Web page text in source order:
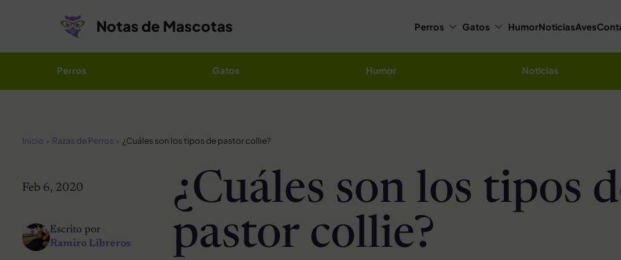
Notas de Mascotas Perros Gatos HumorNoticiasAves
Perros Gatos Humor Noticias
Inicio Razas de Perros ¿Cuáles son los tipos de pastor collie?
Feb 6, 2020
Escrito por
Ramiro Libreros
¿Cuáles son los tipos
pastor collie?